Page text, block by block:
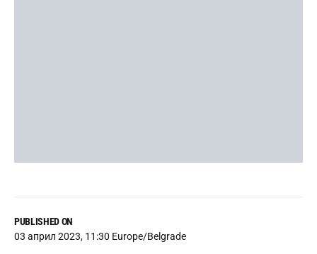
PUBLISHED ON
03 април 2023, 11:30 Europe/Belgrade